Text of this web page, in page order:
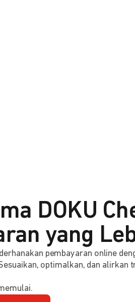
DOKU
yang
pembayaran online
optimalkan, dan alirkan